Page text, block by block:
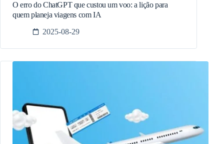
O erro do ChatGPT que custou um voo: a lição para
quem planeja viagens com IA
2025-08-29